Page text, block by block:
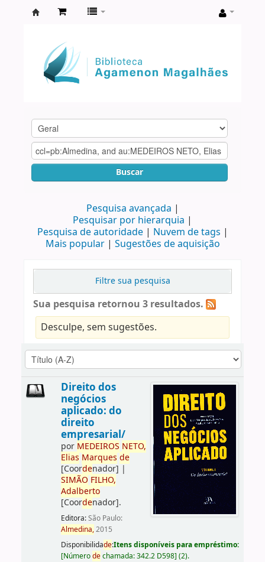
Agamenon
Magalhães
Buscar
Pesquisa avançada
Pesquisar por hierarquia
Pesquisa de autoridade
Nuvem de tags
Mais popular
Sugestões de aquisição
Filtre sua pesquisa
Sua pesquisa retornou 3 resultados.
Desculpe, sem sugestões.
Direito dos
negócios
aplicado: do
direito
empresarial/
por MEDEIROS NETO,
Elias Marques de
[Coordenador] |
SIMÃO FILHO,
Adalberto
[Coordenador].
Editora:São Paulo:
Almedina,2015
Disponibilidade:Itens disponíveis para empréstimo:
[Númerodechamada:342.2 D598] (2).